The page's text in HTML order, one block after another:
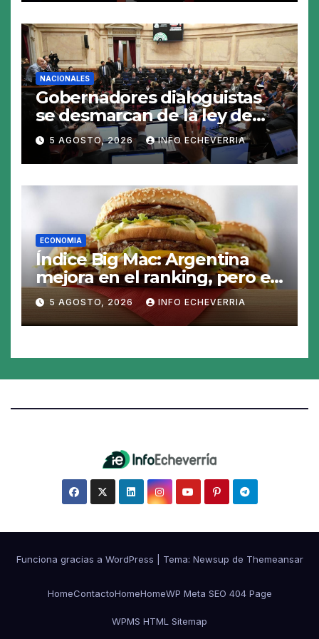
NACIONALES
Gobernadores dialoguistas
se desmarcan de la ley de
Tierras y ponen en jaque su
tratamiento en el Senado
5 AGOSTO, 2026 INFO ECHEVERRIA
ECONOMIA
Índice Big Mac: Argentina
mejora en el ranking, pero el
peso sigue sobrevaluado un
19%
5 AGOSTO, 2026 INFO ECHEVERRIA
Funciona gracias a WordPress Tema: Newsup de Themeansar
HomeContactoHomeHomeWP Meta SEO 404 Page
WPMS HTML Sitemap